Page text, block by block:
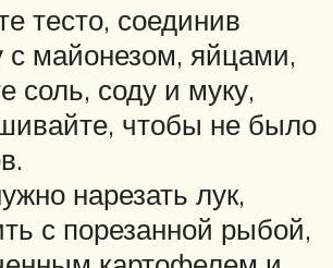
тесто, соединив
с майонезом, яйцами,
соль, соду и муку,
чтобы не было
нарезать лук,
с порезанной рыбой,